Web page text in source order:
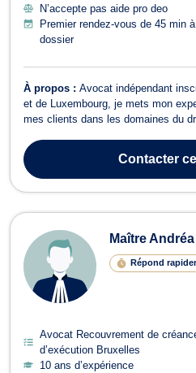
N’accepte pas aide pro deo
Premier rendez-vous de 45 min
dossier
À propos : Avocat indépendant
et de Luxembourg, je mets mon
mes clients dans les domaines du
néerlandais, ce qui me permet
clientèle dive...
Contacter
Maître Andréa
Répond
Avocat Recouvrement de
d’exécution Bruxelles
10 ans d’expérience